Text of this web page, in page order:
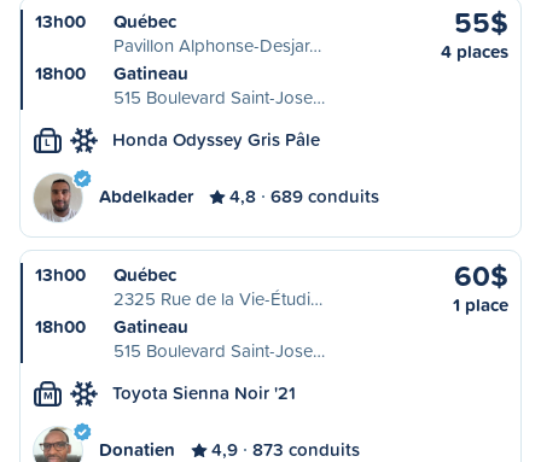
13h00
Québec
Pavillon Alphonse-Desjar…
18h00
Gatineau
515 Boulevard Saint-Jose…
55$
4 places
L Honda Odyssey Gris Pâle
Abdelkader 4,8 689 conduits
13h00
Québec
2325 Rue de la Vie-Étudi…
18h00
Gatineau
515 Boulevard Saint-Jose…
60$
1 place
M Toyota Sienna Noir '21
Donatien 4,9 873 conduits